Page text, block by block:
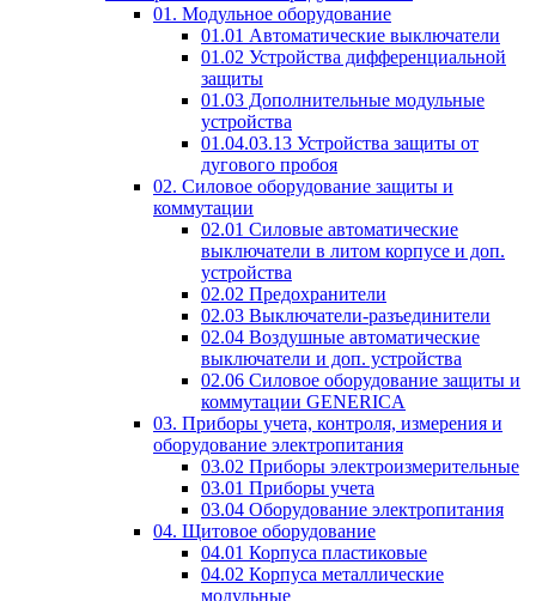
01. Модульное оборудование
01.01 Автоматические выключатели
01.02 Устройства дифференциальной
защиты
01.03 Дополнительные модульные
устройства
01.04.03.13 Устройства защиты от
дугового пробоя
02. Силовое оборудование защиты и
коммутации
02.01 Силовые автоматические
выключатели в литом корпусе и доп.
устройства
02.02 Предохранители
02.03 Выключатели-разъединители
02.04 Воздушные автоматические
выключатели и доп. устройства
02.06 Силовое оборудование защиты и
коммутации GENERICA
03. Приборы учета, контроля, измерения и
оборудование электропитания
03.02 Приборы электроизмерительные
03.01 Приборы учета
03.04 Оборудование электропитания
04. Щитовое оборудование
04.01 Корпуса пластиковые
04.02 Корпуса металлические
модульные